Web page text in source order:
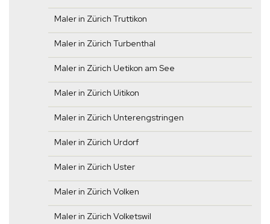
Maler in Zürich Truttikon
Maler in Zürich Turbenthal
Maler in Zürich Uetikon am See
Maler in Zürich Uitikon
Maler in Zürich Unterengstringen
Maler in Zürich Urdorf
Maler in Zürich Uster
Maler in Zürich Volken
Maler in Zürich Volketswil